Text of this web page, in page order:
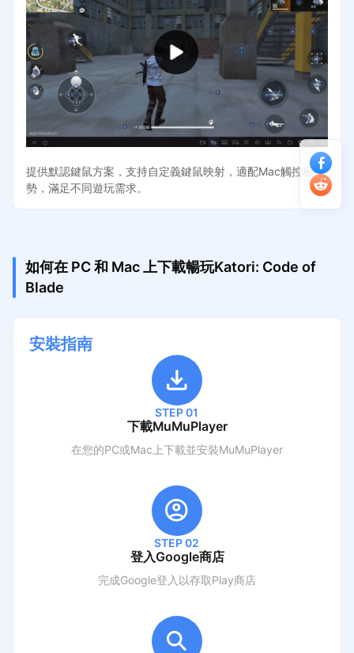
提供默認鍵鼠方案，支持自定義鍵鼠映射，適配Mac觸控板手
勢，滿足不同遊玩需求。
如何在 PC 和 Mac 上下載暢玩Katori: Code of
Blade
安裝指南
STEP 01
下載MuMuPlayer
在您的PC或Mac上下載並安裝MuMuPlayer
STEP 02
登入Google商店
完成Google登入以存取Play商店